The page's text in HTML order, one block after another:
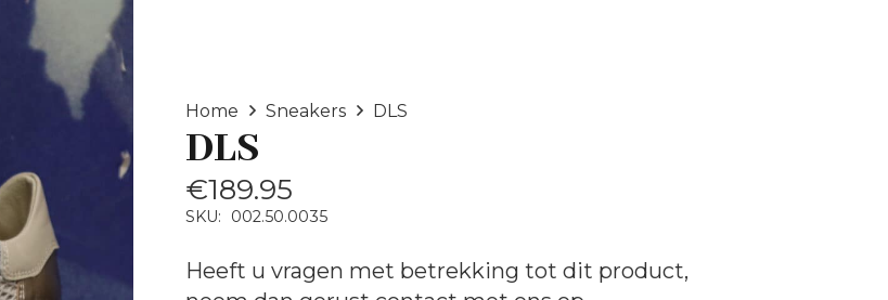
Home Sneakers DLS
DLS
€189.95
SKU: 002.50.0035
Heeft u vragen met betrekking tot dit product,